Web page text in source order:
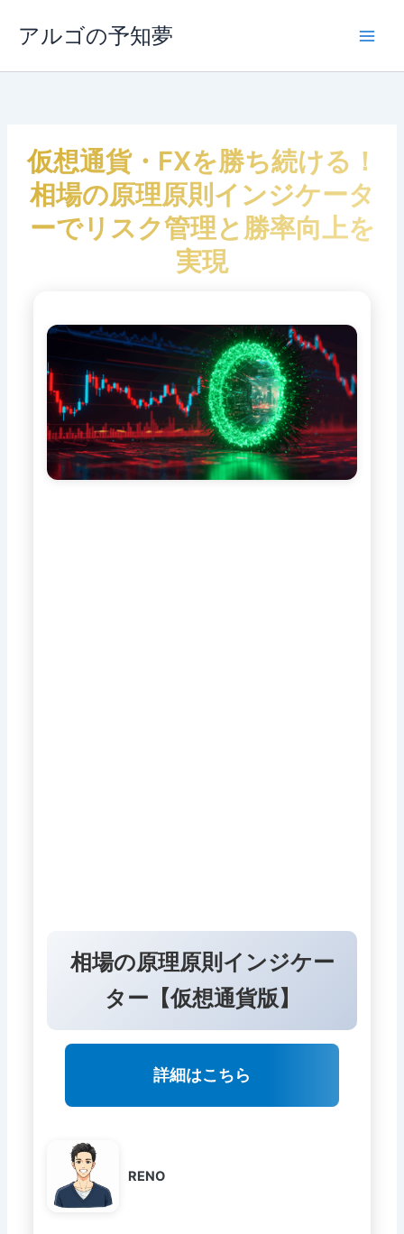
ス
アルゴの予知夢
仮想通貨・FXを勝ち続ける！
相場の原理原則インジケータ
ーでリスク管理と勝率向上を
実現
相場の原理原則インジケー
ター【仮想通貨版】
詳細はこちら
RENO